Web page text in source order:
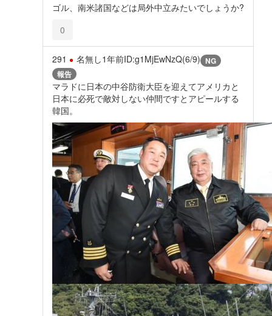
ゴル、南米諸国などは局外中立みたいでしょうか?
0
291 名無し1年前ID:g1MjEwNzQ(6/9) NG
報告
マラドに日本の中谷防衛大臣を迎えてアメリカと
日本に必死で敵対しない仲間ですとアピールする
韓国。